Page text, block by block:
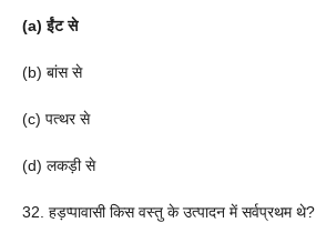
(a) ईंट से
(b) बांस से
(c) पत्थर से
(d) लकड़ी से
32. हड़प्पावासी किस वस्तु के उत्पादन में सर्वप्रथम थे?